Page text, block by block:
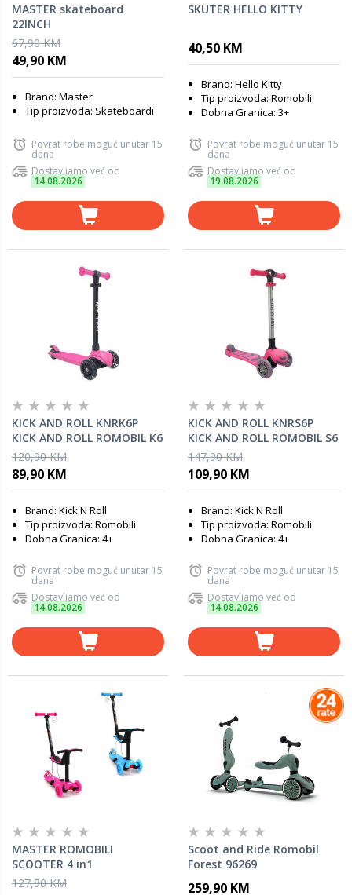
MASTER skateboard
22INCH
67,90 KM
49,90 KM
Brand: Master
Tip proizvoda: Skateboardi
Povrat robe moguć unutar 15
dana
Dostavljamo već od
14.08.2026
SKUTER HELLO KITTY
40,50 KM
Brand: Hello Kitty
Tip proizvoda: Romobili
Dobna Granica: 3+
Povrat robe moguć unutar 15
dana
Dostavljamo već od
19.08.2026
KICK AND ROLL KNRK6P
KICK AND ROLL ROMOBIL K6
ROZI
120,90 KM
89,90 KM
Brand: Kick N Roll
Tip proizvoda: Romobili
Dobna Granica: 4+
Povrat robe moguć unutar 15
dana
Dostavljamo već od
14.08.2026
KICK AND ROLL KNRS6P
KICK AND ROLL ROMOBIL S6
ROZI
147,90 KM
109,90 KM
Brand: Kick N Roll
Tip proizvoda: Romobili
Dobna Granica: 4+
Povrat robe moguć unutar 15
dana
Dostavljamo već od
14.08.2026
MASTER ROMOBILI
SCOOTER 4 in1
127,90 KM
Scoot and Ride Romobil
Forest 96269
259,90 KM